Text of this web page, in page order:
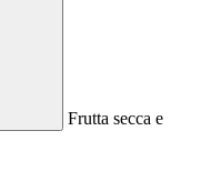
Frutta secca e